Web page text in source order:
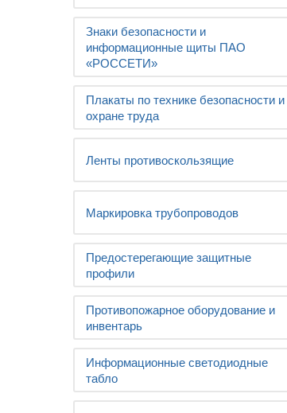
Знаки безопасности и
информационные щиты ПАО
«РОССЕТИ»
Плакаты по технике безопасности и
охране труда
Ленты противоскользящие
Маркировка трубопроводов
Предостерегающие защитные
профили
Противопожарное оборудование и
инвентарь
Информационные светодиодные
табло